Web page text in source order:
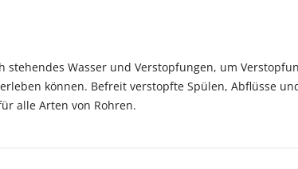
Wasser und Verstopfungen, um
können. Befreit verstopfte Spülen, Abflüsse
alle Arten von Rohren.